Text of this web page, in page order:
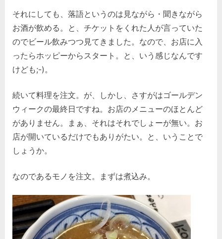
それにしても、落語というのは見ながら・聞きながら
お酒が飲める。と、チケットをくれた人が言っていた
のでビール飲みつつ見てきました。なので、お店に入
ったらホッピーからスタート。と、いう感じなんです
けども;-)。
続いて料理を注文。が、しかし、さすがはゴールデン
ウィークの最終日ですね。お店のメニューのほとんど
がありません。まぁ、それはそれでしょーが無い。お
店が開いているだけでもありがたい。と、いうことで
しょうか。
なのであるモノを注文。まずは煮込み。